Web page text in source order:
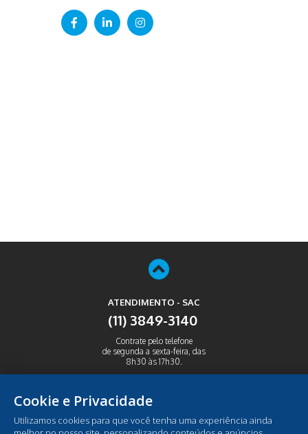
ATENDIMENTO - SAC
(11) 3849-3140
Contrate pelo telefone
de segunda a sexta-feira, das
8h30 às 17h30.
Cookie e Privacidade
Utilizamos cookies para que você tenha uma experiência ainda